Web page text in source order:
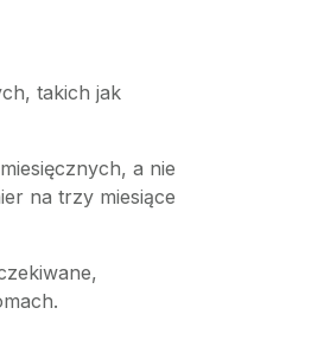
takich jak
a nie
na trzy miesiące